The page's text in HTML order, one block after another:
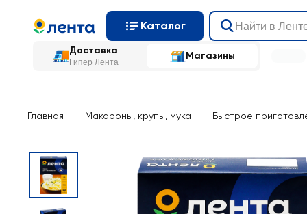
Каталог
Доставка
Гипер Лента
Магазины
Главная — Макароны, крупы, мука — Быстрое